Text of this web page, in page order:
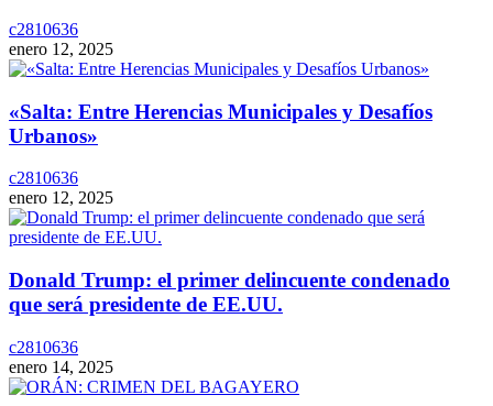
c2810636
enero 12, 2025
«Salta: Entre Herencias Municipales y Desafíos
Urbanos»
c2810636
enero 12, 2025
Donald Trump: el primer delincuente condenado
que será presidente de EE.UU.
c2810636
enero 14, 2025